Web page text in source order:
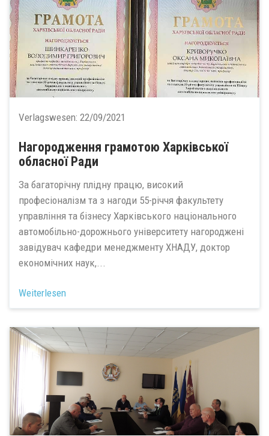
Verlagswesen: 22/09/2021
Нагородження грамотою Харківської
обласної Ради
За багаторічну плідну працю, високий
професіоналізм та з нагоди 55-річчя факультету
управління та бізнесу Харківського національного
автомобільно-дорожнього університету нагороджені
завідувач кафедри менеджменту ХНАДУ, доктор
економічних наук,...
Weiterlesen